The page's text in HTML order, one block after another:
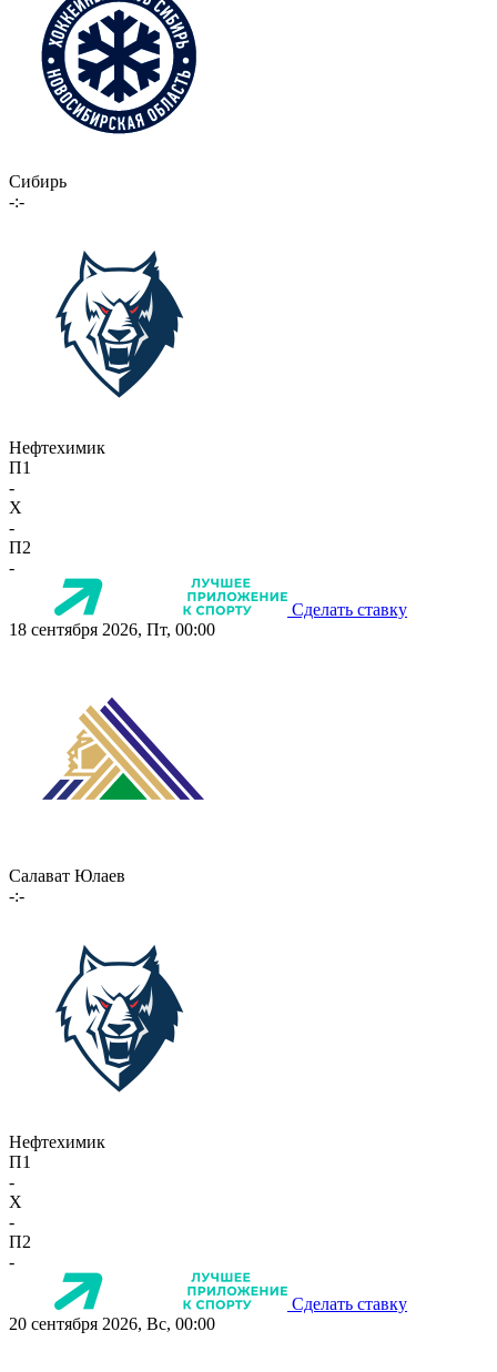
Сибирь
-:-
Нефтехимик
П1
-
X
-
П2
-
Сделать ставку
18 сентября 2026, Пт, 00:00
Салават Юлаев
-:-
Нефтехимик
П1
-
X
-
П2
-
Сделать ставку
20 сентября 2026, Вс, 00:00